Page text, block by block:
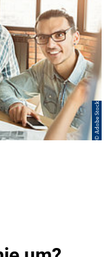
© Adobe Stock